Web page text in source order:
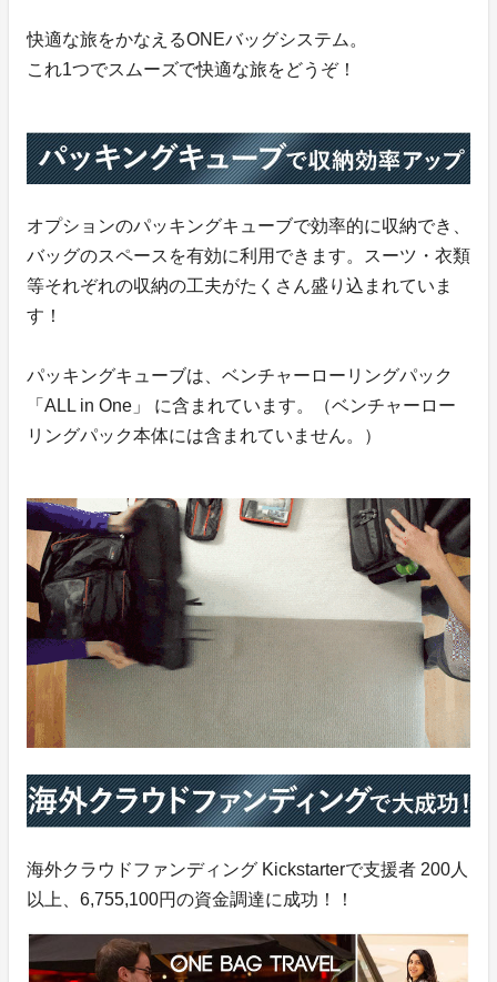
快適な旅をかなえるONEバッグシステム。
これ1つでスムーズで快適な旅をどうぞ！
オプションのパッキングキューブで効率的に収納でき、
バッグのスペースを有効に利用できます。スーツ・衣類
等それぞれの収納の工夫がたくさん盛り込まれていま
す！
パッキングキューブは、ベンチャーローリングパック
「ALL in One」 に含まれています。（ベンチャーロー
リングパック本体には含まれていません。）
海外クラウドファンディング Kickstarterで支援者 200人
以上、6,755,100‬円の資金調達に成功！！